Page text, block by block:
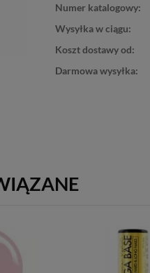
Numer katalogowy:
Wysyłka w ciągu:
Koszt dostawy od:
Darmowa wysyłka: